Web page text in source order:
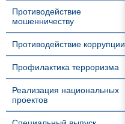
Противодействие
мошенничеству
Противодействие коррупции
Профилактика терроризма
Реализация национальных
проектов